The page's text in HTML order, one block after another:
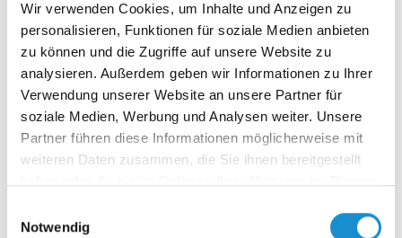
Wir verwenden Cookies, um Inhalte und Anzeigen zu
personalisieren, Funktionen für soziale Medien anbieten
zu können und die Zugriffe auf unsere Website zu
analysieren. Außerdem geben wir Informationen zu Ihrer
Verwendung unserer Website an unsere Partner für
soziale Medien, Werbung und Analysen weiter. Unsere
Partner führen diese Informationen möglicherweise mit
weiteren Daten zusammen, die Sie ihnen bereitgestellt
Notwendig
Verunsicherung – Critical Incident Teil 1
Was passiert, wenn sich ein ganzes Land nicht mehr sicher
fühlt – und zugleich Millionen Menschen nicht mehr
dazugehören…
03.04.2025
Purpose oder Leitbild – was braucht ein